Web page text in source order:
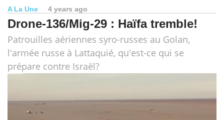
A La Une 4 years ago
Drone-136/Mig-29 : Haïfa tremble!
Patrouilles aériennes syro-russes au Golan,
l'armée russe à Lattaquié, qu'est-ce qui se
prépare contre Israël?